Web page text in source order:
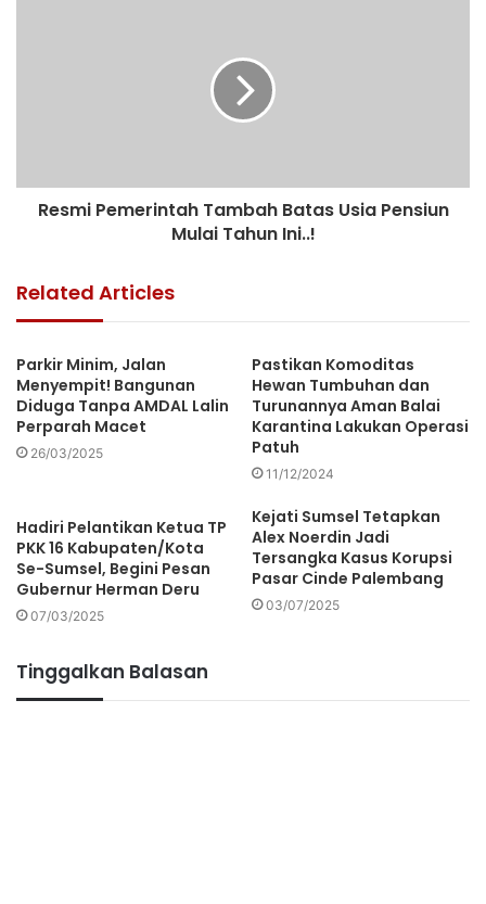
Resmi Pemerintah Tambah Batas Usia Pensiun
Mulai Tahun Ini..!
Related Articles
Parkir Minim, Jalan
Menyempit! Bangunan
Diduga Tanpa AMDAL Lalin
Perparah Macet
26/03/2025
Pastikan Komoditas
Hewan Tumbuhan dan
Turunannya Aman Balai
Karantina Lakukan Operasi
Patuh
11/12/2024
Hadiri Pelantikan Ketua TP
PKK 16 Kabupaten/Kota
Se-Sumsel, Begini Pesan
Gubernur Herman Deru
07/03/2025
Kejati Sumsel Tetapkan
Alex Noerdin Jadi
Tersangka Kasus Korupsi
Pasar Cinde Palembang
03/07/2025
Tinggalkan Balasan